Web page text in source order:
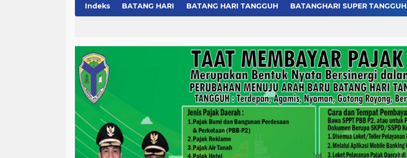
Indeks BATANG HARI BATANG HARI TANGGUH BATANGHARI SUPER TANGGUH